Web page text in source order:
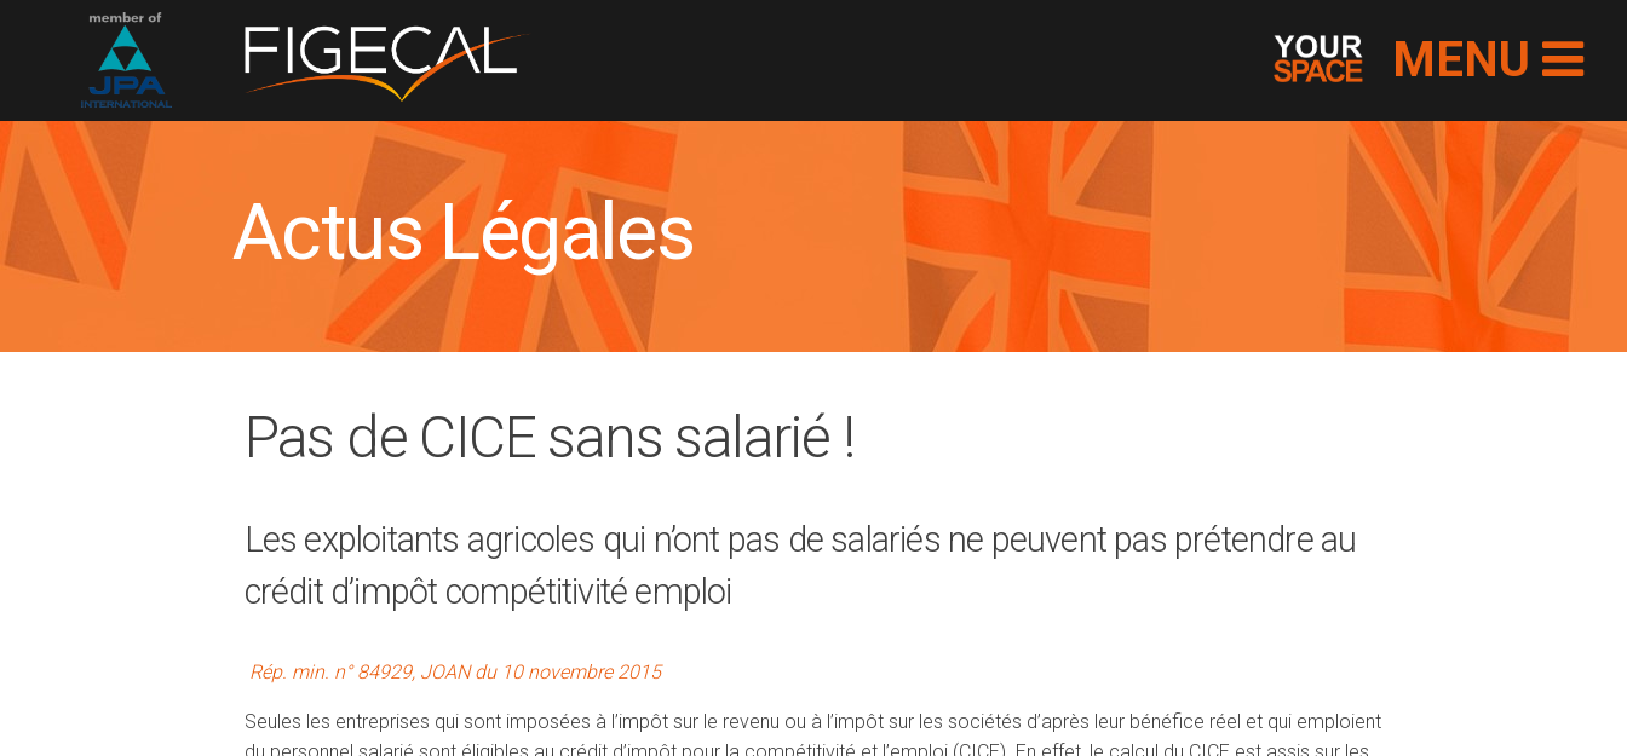
MENU
Actus Légales
Pas de CICE sans salarié !
Les exploitants agricoles qui n’ont pas de salariés ne peuvent pas prétendre au
crédit d’impôt compétitivité emploi
Rép. min. n° 84929, JOAN du 10 novembre 2015
Seules les entreprises qui sont imposées à l’impôt sur le revenu ou à l’impôt sur les sociétés d’après leur bénéfice réel et qui emploient
du personnel salarié sont éligibles au crédit d’impôt pour la compétitivité et l’emploi (CICE). En effet, le calcul du CICE est assis sur les